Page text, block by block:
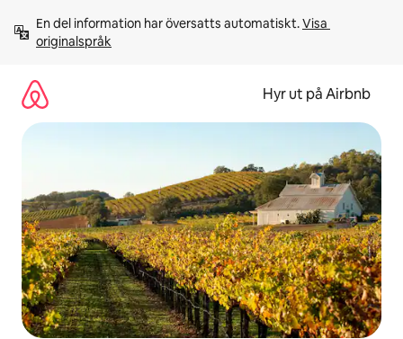
innehåll
En del information har översatts automatiskt. Visa
originalspråk
Hyr ut på Airbnb